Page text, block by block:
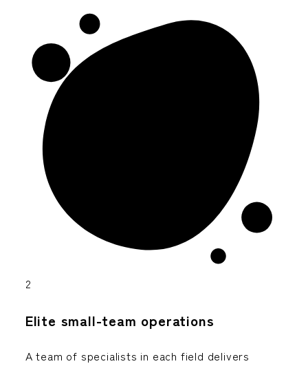
2
Elite small-team operations
A team of specialists in each field delivers